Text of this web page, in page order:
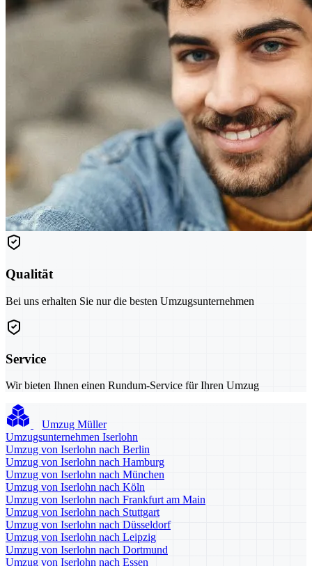
Qualität
Bei uns erhalten Sie nur die besten Umzugsunternehmen
Service
Wir bieten Ihnen einen Rundum-Service für Ihren Umzug
Umzug Müller
Umzugsunternehmen Iserlohn
Umzug von Iserlohn nach Berlin
Umzug von Iserlohn nach Hamburg
Umzug von Iserlohn nach München
Umzug von Iserlohn nach Köln
Umzug von Iserlohn nach Frankfurt am Main
Umzug von Iserlohn nach Stuttgart
Umzug von Iserlohn nach Düsseldorf
Umzug von Iserlohn nach Leipzig
Umzug von Iserlohn nach Dortmund
Umzug von Iserlohn nach Essen